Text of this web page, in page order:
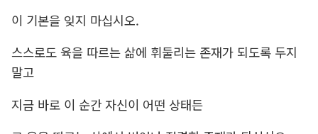
이 기본을 잊지 마십시오.
스스로도 육을 따르는 삶에 휘둘리는 존재가 되도록 두지
말고
지금 바로 이 순간 자신이 어떤 상태든